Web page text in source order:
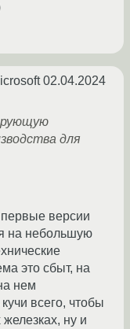
02.04.2024
для
первые версии
на небольшую
это сбыт, на
нем
всего, чтобы
ну и